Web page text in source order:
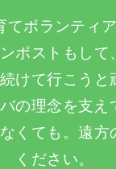
てボランティ
ポストもして
けて行こうと
の理念を支え
くても。遠方
ください。